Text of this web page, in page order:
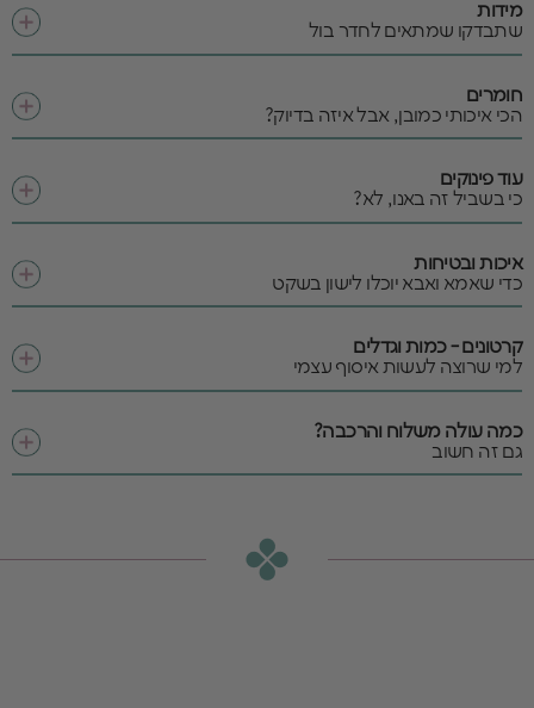
מידות
שתבדקו שמתאים לחדר בול
חומרים
הכי איכותי כמובן, אבל איזה בדיוק?
עוד פינוקים
כי בשביל זה באנו, לא?
איכות ובטיחות
כדי שאמא ואבא יוכלו לישון בשקט
קרטונים - כמות וגדלים
למי שרוצה לעשות איסוף עצמי
כמה עולה משלוח והרכבה?
גם זה חשוב